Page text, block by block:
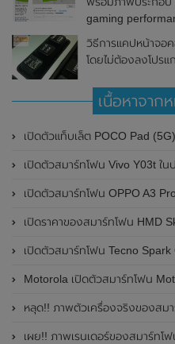
gaming
วิธีการแคปหน้าจอ
โดยไม่ต้องลงโปรแ
เนื้อหาจาก
เปิดตัวแท็บเล็ต POCO Pad (5G) อย่างเป็นทางการแล้วในประเทศอินเดีย
เปิดตัวสมาร์ทโฟน Vivo Y03t ในประเทศฟิลิปปินส์อย่างเป็นทางการแล้ว มาพร้อมชิปเซ็ต
เปิดตัวสมาร์ทโฟน OPPO A3 Pro (5G) และ OPPO A3x ใน
เปิดราคาของสมาร์ทโฟน HMD Skyline ในปร
เปิดตัวสมาร์ทโฟน Tecno Spark Go 1 อย่างเป็นทางการแล้ว มาพร้อ
Motorola เปิดตัวสมาร์ทโฟน Moto
หลุด!! ภาพตัวเครื่องจริงของสมาร์ทโฟน Google Pixel
เผย!! ภาพเรนเดอร์ของสมาร์ทโฟน Realme GT7 Pro โ